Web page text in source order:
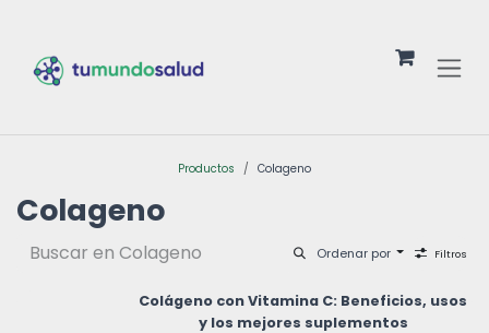
Productos Colageno
Colageno
Ordenar por Filtros
Colágeno con Vitamina C: Beneficios, usos
y los mejores suplementos